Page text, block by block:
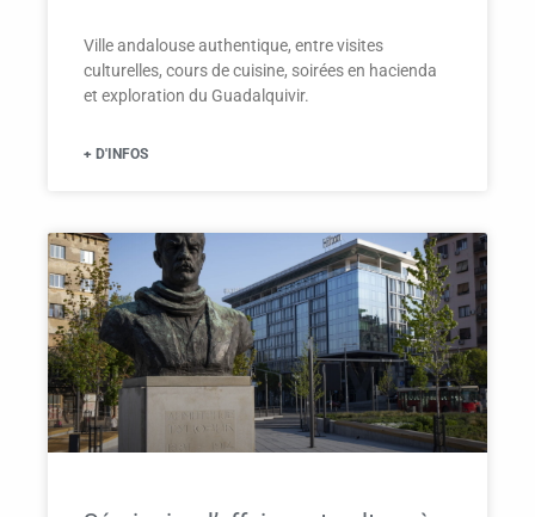
Ville andalouse authentique, entre visites
culturelles, cours de cuisine, soirées en hacienda
et exploration du Guadalquivir.
+ D'INFOS